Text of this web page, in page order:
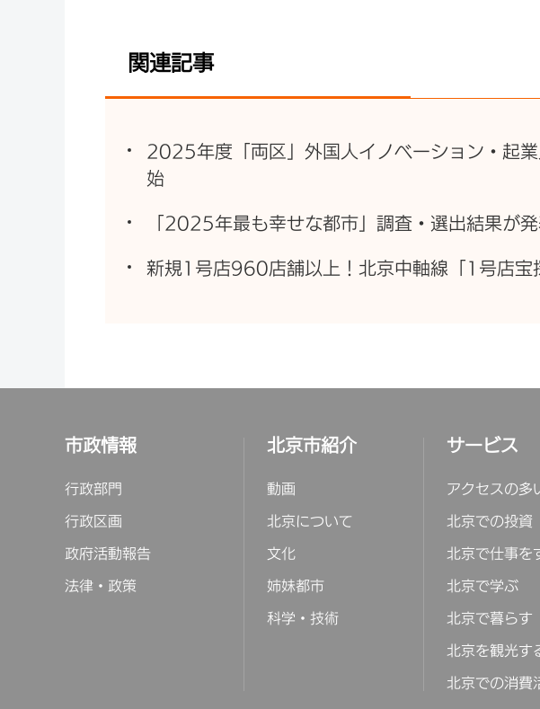
関連記事
2025年度「両区」外国人イノベーション・起
始
「2025年最も幸せな都市」調査・選出結果が
新規1号店960店舗以上！北京中軸線「1号店宝
市政情報
行政部門
行政区画
政府活動報告
法律・政策
北京市紹介
動画
北京について
文化
姉妹都市
科学・技術
サービス
アクセスの多
北京での投資
北京で仕事を
北京で学ぶ
北京で暮らす
北京を観光す
北京での消費